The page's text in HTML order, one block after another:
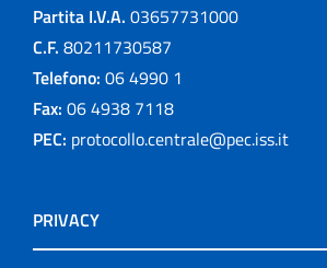
Partita I.V.A. 03657731000
C.F. 80211730587
Telefono: 06 4990 1
Fax: 06 4938 7118
PEC: protocollo.centrale@pec.iss.it
PRIVACY